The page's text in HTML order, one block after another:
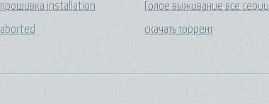
прошивка installation
aborted
Голое выживание все серии
скачать торрент